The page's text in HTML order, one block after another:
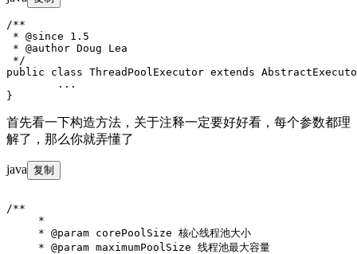
/**
* @since 1.5
* @author Doug Lea
*/
public class ThreadPoolExecutor extends
首先看一下构造方法，关于注释一定要好好看，每个参数都理
解了，那么你就弄懂了
java 复制
/**
     *
     * @param corePoolSize 核心线程池大小
     * @param maximumPoolSize 线程池最大容量